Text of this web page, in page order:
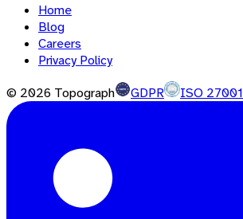
Home
Blog
Careers
Privacy Policy
© 2026 Topograph GDPR ISO 27001